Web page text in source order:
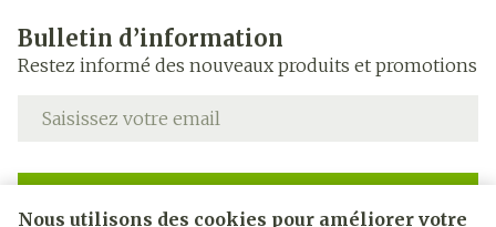
Nous utilisons des cookies pour améliorer votre
Bulletin d’information
Restez informé des nouveaux produits et promotions
Adresse mail